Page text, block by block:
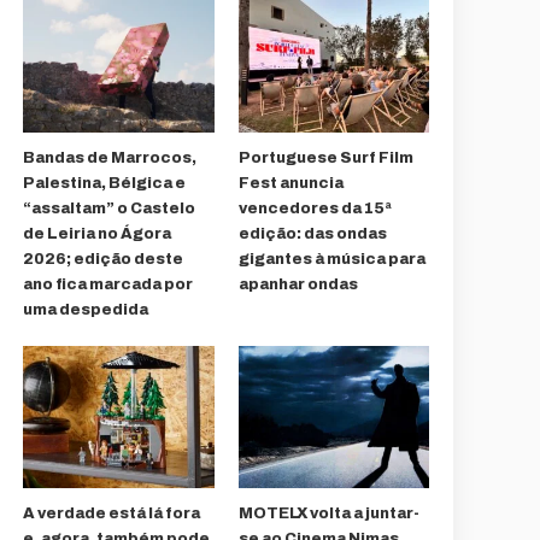
Bandas de Marrocos,
Palestina, Bélgica e
“assaltam” o Castelo
de Leiria no Ágora
2026; edição deste
ano fica marcada por
uma despedida
Portuguese Surf Film
Fest anuncia
vencedores da 15ª
edição: das ondas
gigantes à música para
apanhar ondas
A verdade está lá fora
MOTELX volta a juntar-